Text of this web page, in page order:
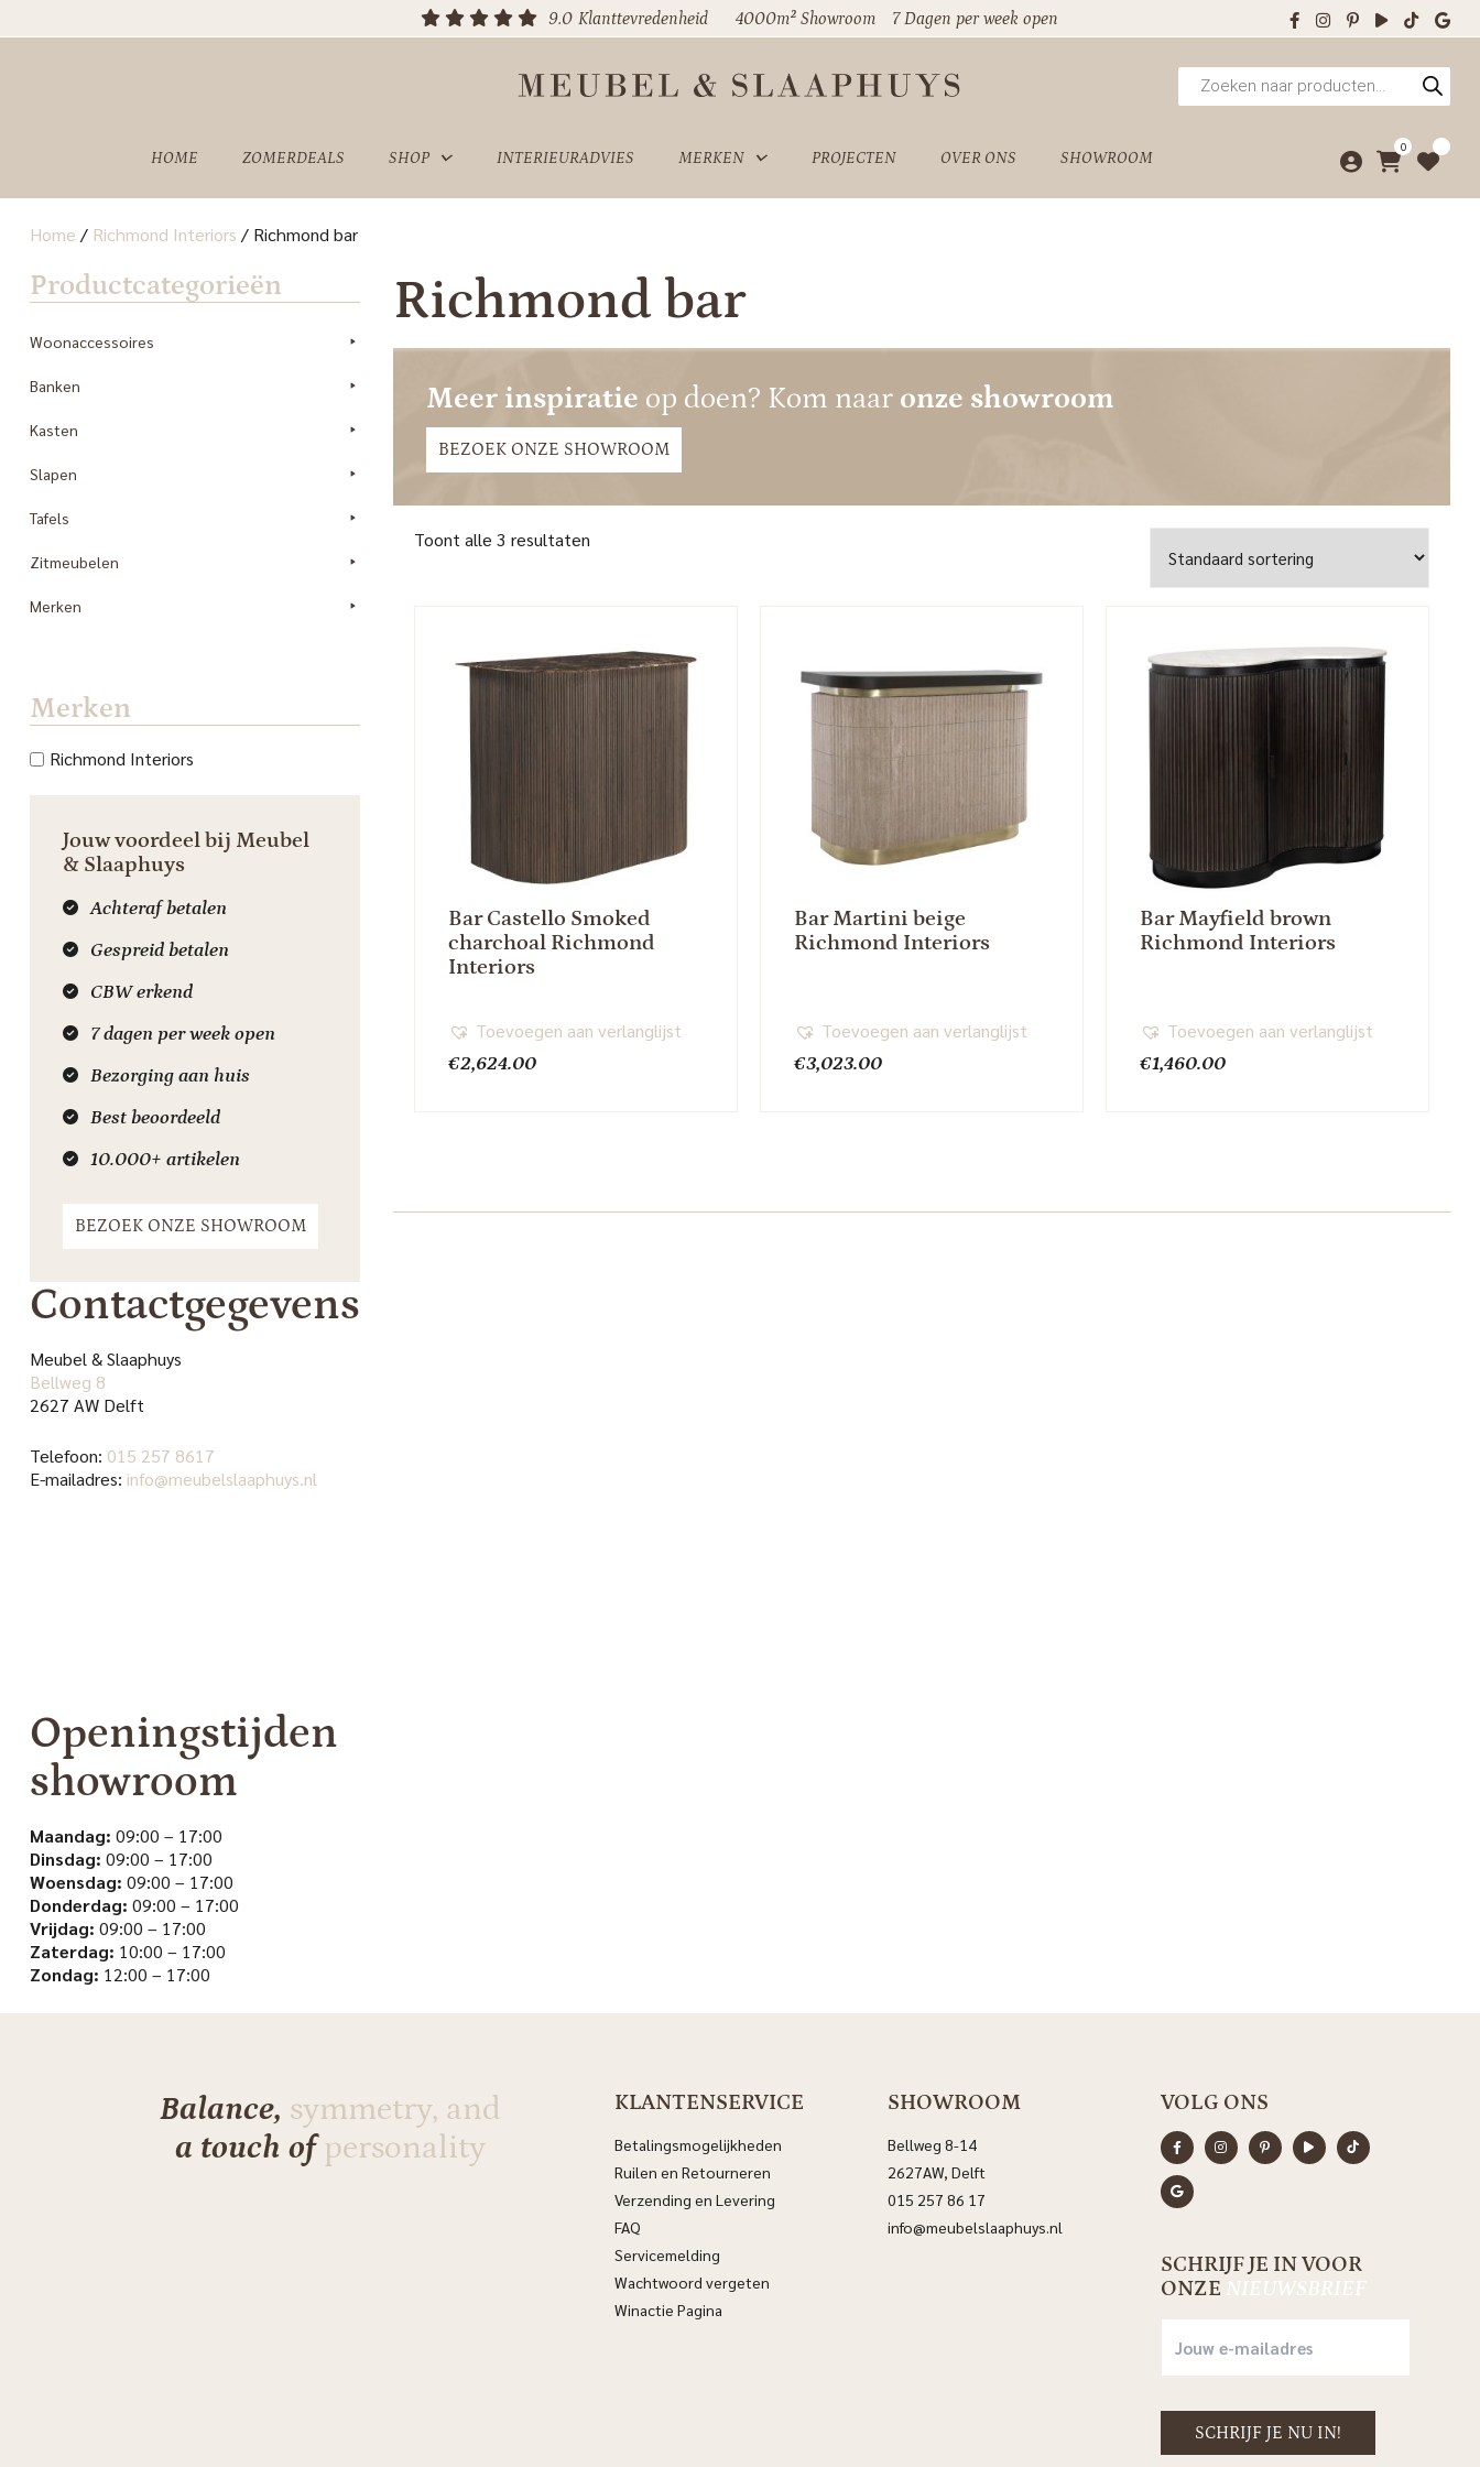
9.0 Klanttevredenheid 4000m² Showroom 7 Dagen per week open
Producten
zoeken
HOME ZOMERDEALS SHOP INTERIEURADVIES MERKEN PROJECTEN OVER ONS SHOWROOM
0
Home / Richmond Interiors / Richmond bar
Productcategorieën
Woonaccessoires
Banken
Kasten
Slapen
Tafels
Zitmeubelen
Merken
Merken
Richmond Interiors
Jouw voordeel bij Meubel
& Slaaphuys
Achteraf betalen
Gespreid betalen
CBW erkend
7 dagen per week open
Bezorging aan huis
Best beoordeeld
10.000+ artikelen
BEZOEK ONZE SHOWROOM
Contactgegevens
Meubel & Slaaphuys
Bellweg 8
2627 AW Delft
Telefoon: 015 257 8617
E-mailadres: info@meubelslaaphuys.nl
Openingstijden
showroom
Maandag: 09:00 – 17:00
Dinsdag: 09:00 – 17:00
Woensdag: 09:00 – 17:00
Donderdag: 09:00 – 17:00
Vrijdag: 09:00 – 17:00
Zaterdag: 10:00 – 17:00
Zondag: 12:00 – 17:00
Richmond bar
Meer inspiratie op doen? Kom naar onze showroom
BEZOEK ONZE SHOWROOM
Toont alle 3 resultaten
Bar Castello Smoked
charchoal Richmond
Interiors
€2,624.00
Toevoegen aan verlanglijst
Bar Martini beige
Richmond Interiors
€3,023.00
Toevoegen aan verlanglijst
Bar Mayfield brown
Richmond Interiors
€1,460.00
Toevoegen aan verlanglijst
Balance, symmetry, and
a touch ofpersonality
KLANTENSERVICE
Betalingsmogelijkheden
Ruilen en Retourneren
Verzending en Levering
FAQ
Servicemelding
Wachtwoord vergeten
Winactie Pagina
SHOWROOM
Bellweg 8-14
2627AW, Delft
015 257 86 17
info@meubelslaaphuys.nl
VOLG ONS
SCHRIJF JE IN VOOR
ONZE NIEUWSBRIEF